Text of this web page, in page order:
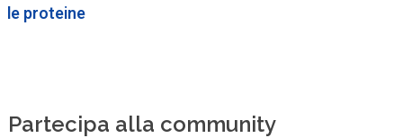
le proteine
Partecipa alla community